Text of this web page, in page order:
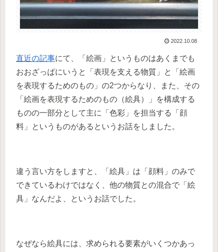
2022.10.08
直近の記事にて、「絵画」というものはあくまでも
おおざっぱにいうと「表現を支える物質」と「絵画
を表現するためのもの」の2つからなり、また、その
「絵画を表現するためのもの（絵具）」を構成する
ものの一部分として主に「色彩」を担当する「顔
料」というものがあるというお話をしました。
違う言い方をしますと、「絵具」は「顔料」のみで
できているわけではなく、他の物質との混合で「絵
具」なんだよ、というお話でした。
なぜなら絵具には、求められる要素がいくつかあっ